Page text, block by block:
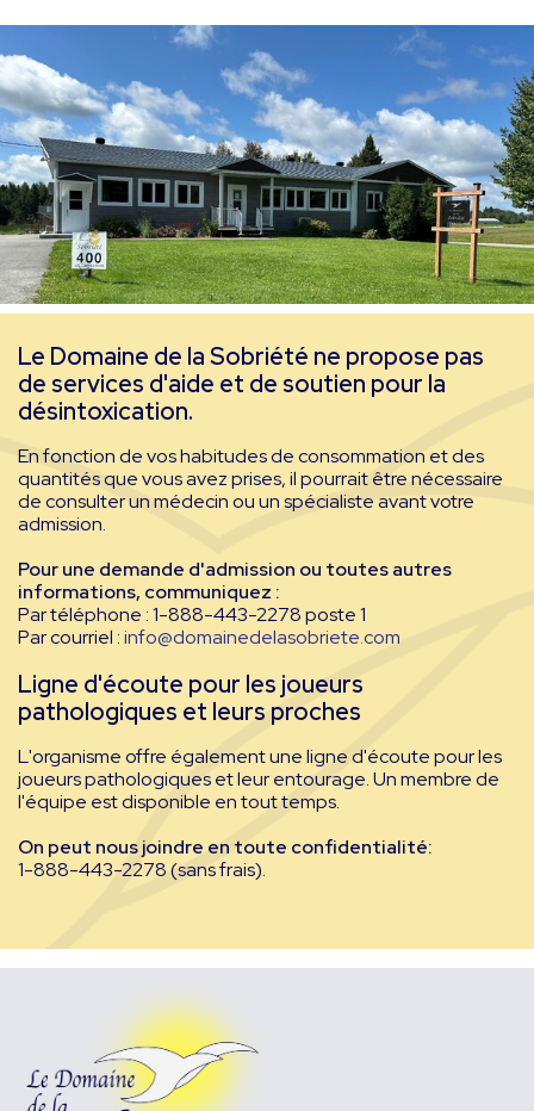
Le Domaine de la Sobriété ne propose pas
de services d'aide et de soutien pour la
désintoxication.
En fonction de vos habitudes de consommation et des
quantités que vous avez prises, il pourrait être nécessaire
de consulter un médecin ou un spécialiste avant votre
admission.
Pour une demande d'admission ou toutes autres
informations, communiquez :
Par téléphone : 1-888-443-2278 poste 1
Par courriel :info@domainedelasobriete.com
Ligne d'écoute pour les joueurs
pathologiques et leurs proches
L'organisme offre également une ligne d'écoute pour les
joueurs pathologiques et leur entourage. Un membre de
l'équipe est disponible en tout temps.
On peut nous joindre en toute confidentialité:
1-888-443-2278 (sans frais).